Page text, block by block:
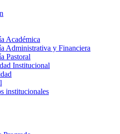
Académica
Administrativa y Financiera
Pastoral
Institucional
institucionales